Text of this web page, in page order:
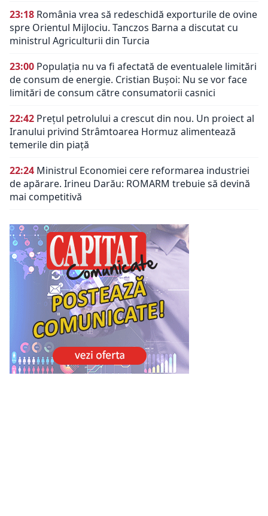
23:18 România vrea să redeschidă exporturile de ovine
spre Orientul Mijlociu. Tanczos Barna a discutat cu
ministrul Agriculturii din Turcia
23:00 Populația nu va fi afectată de eventualele limitări
de consum de energie. Cristian Bușoi: Nu se vor face
limitări de consum către consumatorii casnici
22:42 Prețul petrolului a crescut din nou. Un proiect al
Iranului privind Strâmtoarea Hormuz alimentează
temerile din piață
22:24 Ministrul Economiei cere reformarea industriei
de apărare. Irineu Darău: ROMARM trebuie să devină
mai competitivă